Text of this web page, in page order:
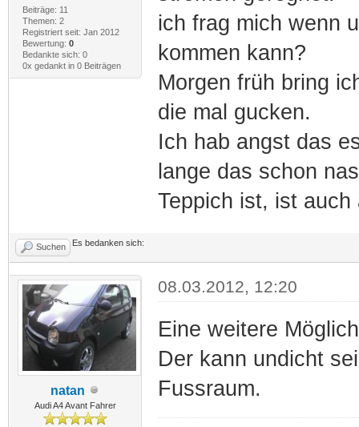
Beiträge: 11
Themen: 2
Registriert seit: Jan 2012
Bewertung: 0
Bedankte sich: 0
0x gedankt in 0 Beiträgen
ich frag mich wenn
kommen kann?
Morgen früh bring
die mal gucken.
Ich hab angst das
lange das schon
Teppich ist, ist auch
Suchen Es bedanken sich:
natan
Audi A4 Avant Fahrer
08.03.2012, 12:20
Eine weitere
Der kann undicht
Fussraum.